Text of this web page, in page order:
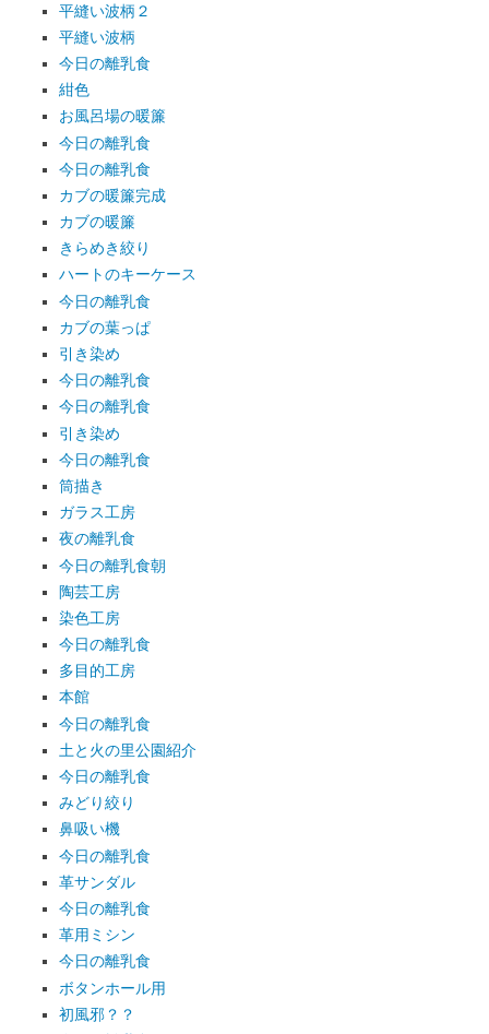
平縫い波柄２
平縫い波柄
今日の離乳食
紺色
お風呂場の暖簾
今日の離乳食
今日の離乳食
カブの暖簾完成
カブの暖簾
きらめき絞り
ハートのキーケース
今日の離乳食
カブの葉っぱ
引き染め
今日の離乳食
今日の離乳食
引き染め
今日の離乳食
筒描き
ガラス工房
夜の離乳食
今日の離乳食朝
陶芸工房
染色工房
今日の離乳食
多目的工房
本館
今日の離乳食
土と火の里公園紹介
今日の離乳食
みどり絞り
鼻吸い機
今日の離乳食
革サンダル
今日の離乳食
革用ミシン
今日の離乳食
ボタンホール用
初風邪？？